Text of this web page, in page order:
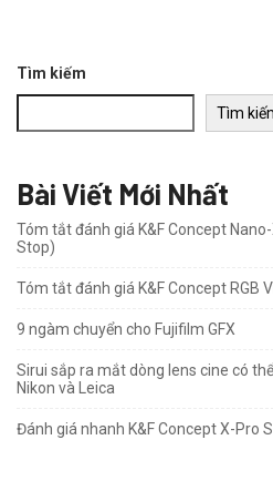
Tìm kiếm
Tìm
Bài Viết Mới Nhất
Tóm tắt đánh giá K&F Concept
Stop)
Tóm tắt đánh giá K&F Concept RGB
9 ngàm chuyển cho Fujifilm GFX
Sirui sắp ra mắt dòng lens cine có
Nikon và Leica
Đánh giá nhanh K&F Concept X-Pro